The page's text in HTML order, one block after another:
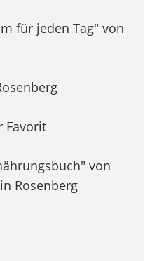
für jeden Tag" von
Favorit
von
Rosenberg